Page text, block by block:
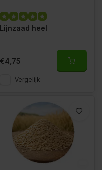
Lijnzaad heel
€4,75
Vergelijk